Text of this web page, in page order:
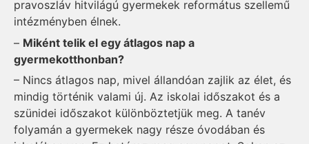
pravoszláv hitvilágú gyermekek református szellemű
intézményben élnek.
– Miként telik el egy átlagos nap a
gyermekotthonban?
– Nincs átlagos nap, mivel állandóan zajlik az élet, és
mindig történik valami új. Az iskolai időszakot és a
szünidei időszakot különböztetjük meg. A tanév
folyamán a gyermekek nagy része óvodában és